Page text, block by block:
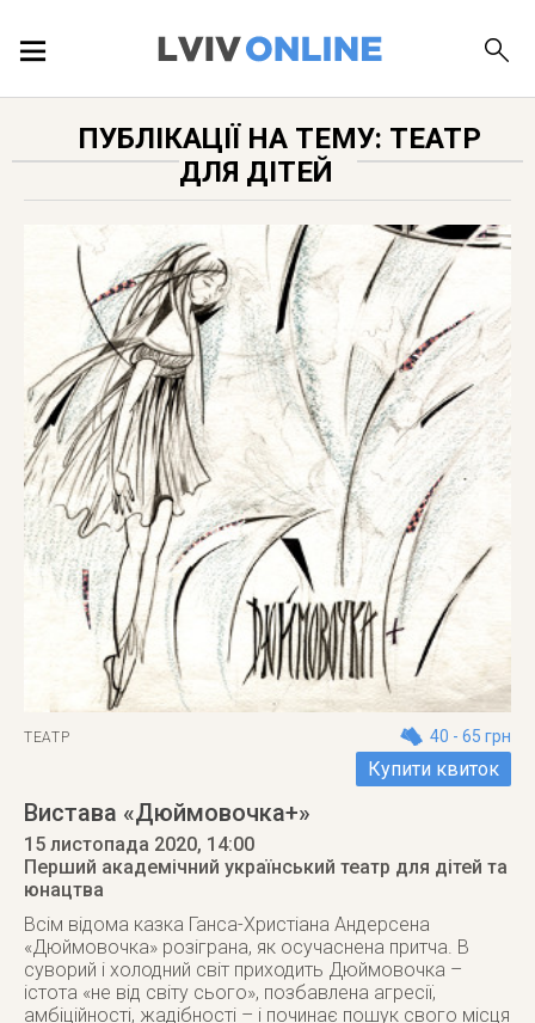
ПУБЛІКАЦІЇ
ДОВІДКА
ПУБЛІКАЦІЇ НА ТЕМУ: ТЕАТР
ДЛЯ ДІТЕЙ
ТЕАТР 40 - 65 грн
Купити квиток
Вистава «Дюймовочка+»
15 листопада 2020, 14:00
Перший академічний український театр для дітей та
юнацтва
Всім відома казка Ганса-Христіана Андерсена
«Дюймовочка» розіграна, як осучаснена притча. В
суворий і холодний світ приходить Дюймовочка –
істота «не від світу сього», позбавлена агресії,
амбіційності, жадібності – і починає пошук свого місця